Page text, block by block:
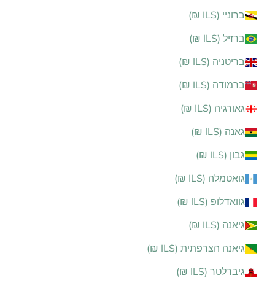
ברוניי (ILS ₪)
ברזיל (ILS ₪)
בריטניה (ILS ₪)
ברמודה (ILS ₪)
גאורגיה (ILS ₪)
גאנה (ILS ₪)
גבון (ILS ₪)
גואטמלה (ILS ₪)
גוואדלופ (ILS ₪)
גיאנה (ILS ₪)
גיאנה הצרפתית (ILS ₪)
גיברלטר (ILS ₪)